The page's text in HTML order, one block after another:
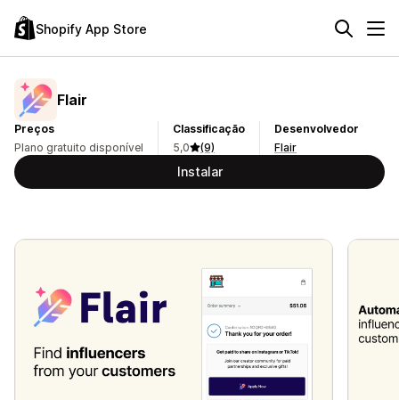
Shopify App Store
Flair
Preços
Plano gratuito disponível
Classificação
5,0
(9)
Desenvolvedor
Flair
Instalar